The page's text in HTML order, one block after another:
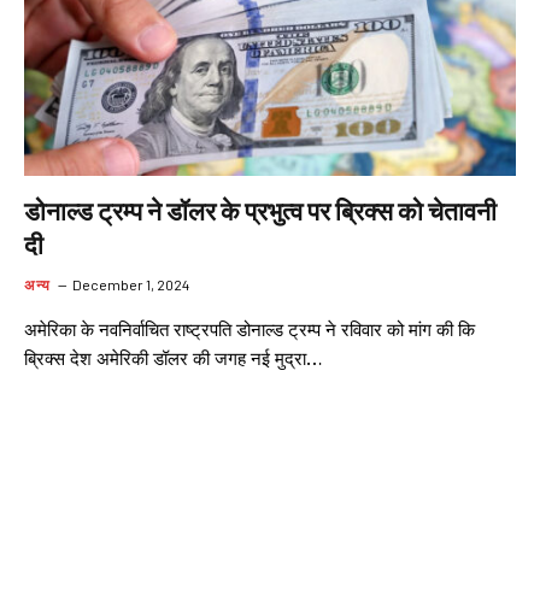
डोनाल्ड ट्रम्प ने डॉलर के प्रभुत्व पर ब्रिक्स को चेतावनी
दी
अन्य December 1, 2024
अमेरिका के नवनिर्वाचित राष्ट्रपति डोनाल्ड ट्रम्प ने रविवार को मांग की कि
ब्रिक्स देश अमेरिकी डॉलर की जगह नई मुद्रा…